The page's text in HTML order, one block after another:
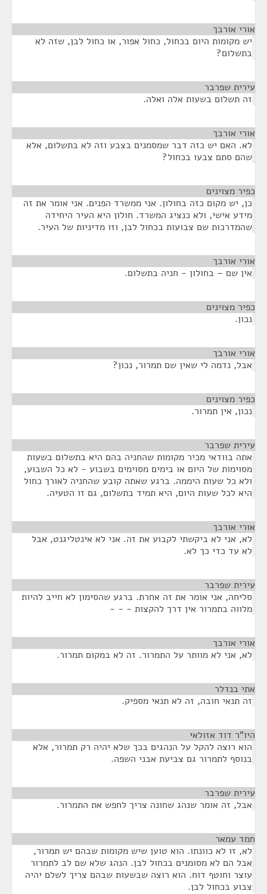
אורי אורבך
יש מקומות היום בכחול, כחול אפור, או כחול לבן, שזה לא
בתשלום?
עירית שפרבר
זה תשלום בשעות אלה ואלה.
אורי אורבך
לא. האם יש כזה דבר שמסמנים בצבע וזה לא בתשלום, אלא
שהם סתם צבעו בכחול?
כפיר מצוינים
כן, יש מקום כזה בחולון. אני ממשרד הפנים. אני אומר את זה
מידע אישי, ולא כנציג המשרד. חולון היא העיר היחידה
שהמדרכות שם צבועות בכחול לבן, וזו מדיניות של העיר.
אורי אורבך
אין שם – בחולון - חניה בתשלום.
כפיר מצוינים
נכון.
אורי אורבך
אבל, נדמה לי שאין שם תמרור, נכון?
כפיר מצוינים
נכון, אין תמרור.
עירית שפרבר
אתה בוודאי מכיר מקומות שהחניה בהם היא בתשלום בשעות
מסוימות של היום או בימים מסוימים בשבוע - לא כל השבוע,
ולא כל שעות היממה. ברגע שאתה קובע שהחניה לאורך כחול
היא לכל שעות היום, היא תמיד בתשלום, גם זו הטעיה.
אורי אורבך
לא, אני לא ביקשתי לקבוע את זה. אני לא אינטליגנט, אבל
לא עד כדי כך לא.
עירית שפרבר
סליחה, אני אומר את זה אחרת. ברגע שהסימון לא חייב להיות
מלווה בתמרור אין דרך להקצות - - -
אורי אורבך
לא, אני לא מוותר על התמרור. זה לא במקום תמרור.
אתי בנדלר
זה תנאי חובה, זה לא תנאי מספיק.
היו"ר דוד אזולאי
הוא רוצה להקל על הנהגים בכך שלא יהיה רק תמרור, אלא
בנוסף לתמרור גם צביעת אבני השפה.
עירית שפרבר
אבל, זה אומר שנהג שחונה צריך לחפש את התמרור.
חמד עמאר
לא, זו לא כוונתו. הוא טוען שיש מקומות שבהם יש תמרור,
אבל הם לא מסומנים בכחול לבן. הנהג שלא שם לב לתמרור
עוצר וחוטף דוח. הוא רוצה שבשעות שבהם צריך לשלם יהיה
צבוע בכחול לבן.